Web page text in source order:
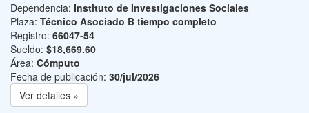
Dependencia: Instituto de Investigaciones Sociales
Plaza: Técnico Asociado B tiempo completo
Registro: 66047-54
Sueldo: $18,669.60
Área: Cómputo
Fecha de publicación: 30/jul/2026
Ver detalles »